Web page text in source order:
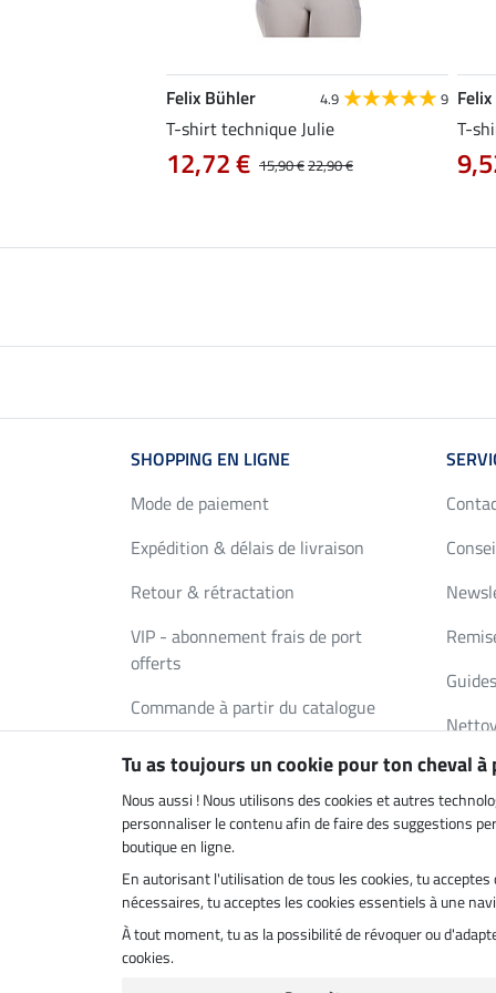
Felix Bühler 4.9 9
T-shirt technique Julie
15,90 €22,90 €
12,72 €
T-
SHOPPING EN LIGNE
Mode de paiement
Expédition & délais de livraison
Retour & rétractation
VIP - abonnement frais de port
offerts
Commande à partir du catalogue
Bons Cadeaux
FAQ
Boutique climatiquement neutre
Tu as toujours un cookie pour ton cheval à
Nous aussi ! Nous utilisons des cookies et autres
personnaliser le contenu afin de faire des suggestions
boutique en ligne.
En autorisant l'utilisation de tous les cookies, tu
nécessaires, tu acceptes les cookies essentiels à une
À tout moment, tu as la possibilité de révoquer ou
cookies.